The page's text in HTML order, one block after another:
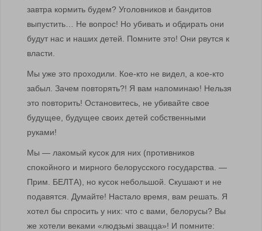
завтра кормить будем? Уголовников и бандитов
выпустить… Не вопрос! Но убивать и обдирать они
будут нас и наших детей. Помните это! Они рвутся к
власти.
Мы уже это проходили. Кое-кто не видел, а кое-кто
забыл. Зачем повторять?! Я вам напоминаю! Нельзя
это повторить! Остановитесь, не убивайте свое
будущее, будущее своих детей собственными
руками!
Мы — лакомый кусок для них (противников
спокойного и мирного белорусского государства. —
Прим. БЕЛТА), но кусок небольшой. Скушают и не
подавятся. Думайте! Настало время, вам решать. Я
хотел бы спросить у них: что с вами, белорусы? Вы
же хотели веками «людзьмi звацца»! И помните: